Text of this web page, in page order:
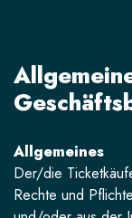
Allgemeines
Der/die
Rechte und